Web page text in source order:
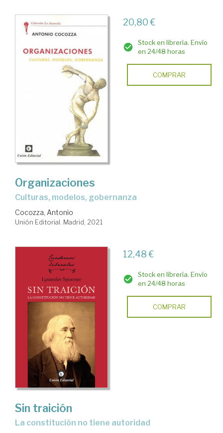
20,80 €
Stock en librería. Envío
en 24/48 horas
COMPRAR
Organizaciones
culturas, modelos, gobernanza
Cocozza, Antonio
Unión Editorial. Madrid, 2021
12,48 €
Stock en librería. Envío
en 24/48 horas
COMPRAR
Sin traición
la constitución no tiene autoridad